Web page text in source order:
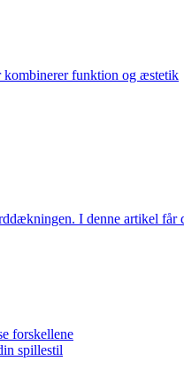
kombinerer funktion og æstetik
I denne artikel får
forskellene
spillestil